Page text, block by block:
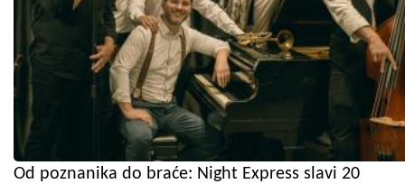
Od poznanika do braće: Night Express slavi 20